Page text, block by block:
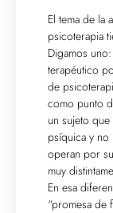
El tema de la
psicoterapia
Digamos
terapéutico
de
como punto
un sujeto
psíquica y
operan por
muy
En esa
“promesa de